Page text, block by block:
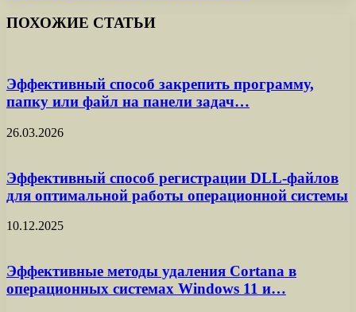
ПОХОЖИЕ СТАТЬИ
Эффективный способ закрепить программу,
папку или файл на панели задач…
26.03.2026
Эффективный способ регистрации DLL-файлов
для оптимальной работы операционной системы
10.12.2025
Эффективные методы удаления Cortana в
операционных системах Windows 11 и…